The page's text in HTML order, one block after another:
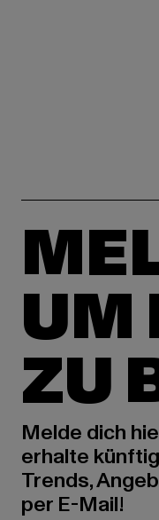
UM
ZU
Melde dich
erhalte
Trends,
per E-Mail!